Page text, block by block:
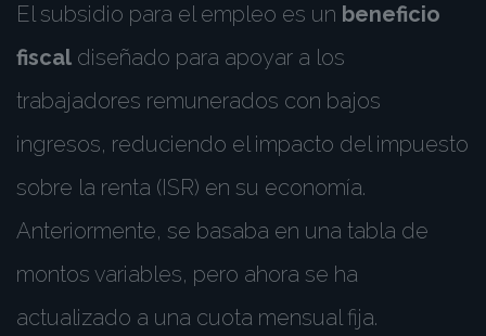
El subsidio para el empleo es un beneficio
fiscal diseñado para apoyar a los
trabajadores remunerados con bajos
ingresos, reduciendo el impacto del impuesto
sobre la renta (ISR) en su economía.
Anteriormente, se basaba en una tabla de
montos variables, pero ahora se ha
actualizado a una cuota mensual fija.